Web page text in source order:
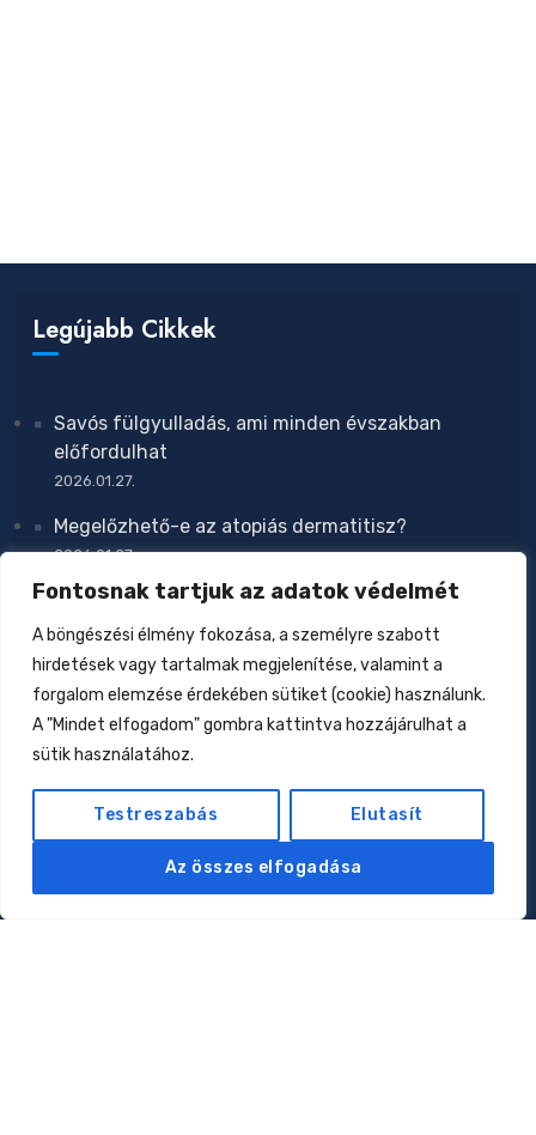
Fontosnak tartjuk az adatok védelmét
A böngészési élmény fokozása, a személyre szabott
hirdetések vagy tartalmak megjelenítése, valamint a
forgalom elemzése érdekében sütiket (cookie) használunk.
A "Mindet elfogadom" gombra kattintva hozzájárulhat a
sütik használatához.
Testreszabás Elutasít
Az összes elfogadása
Legújabb Cikkek
Savós fülgyulladás, ami minden évszakban
előfordulhat
2026.01.27.
Megelőzhető-e az atopiás dermatitisz?
2026.01.27.
Zavar a növekedésben
2026.01.27.
Csecsemőtáplálás az elmúlt 160 évben
2026.01.17.
Allergiák: kell-e nekünk az eliminációs diéta?